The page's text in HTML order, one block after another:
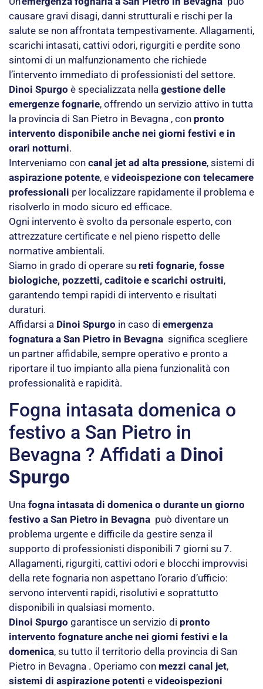
causare gravi disagi, danni strutturali e rischi per la
salute se non affrontata tempestivamente. Allagamenti,
scarichi intasati, cattivi odori, rigurgiti e perdite sono
sintomi di un malfunzionamento che richiede
l’intervento immediato di professionisti del settore.
Dinoi Spurgo è specializzata nella gestione delle
emergenze fognarie, offrendo un servizio attivo in tutta
la provincia di San Pietro in Bevagna , con pronto
intervento disponibile anche nei giorni festivi e in
orari notturni.
Interveniamo con canal jet ad alta pressione, sistemi di
aspirazione potente, e videoispezione con telecamere
professionali per localizzare rapidamente il problema e
risolverlo in modo sicuro ed efficace.
Ogni intervento è svolto da personale esperto, con
attrezzature certificate e nel pieno rispetto delle
normative ambientali.
Siamo in grado di operare su reti fognarie, fosse
biologiche, pozzetti, caditoie e scarichi ostruiti,
garantendo tempi rapidi di intervento e risultati
duraturi.
Affidarsi a Dinoi Spurgo in caso di emergenza
fognatura a San Pietro in Bevagna significa scegliere
un partner affidabile, sempre operativo e pronto a
riportare il tuo impianto alla piena funzionalità con
professionalità e rapidità.
Fogna intasata domenica o
festivo a San Pietro in
Bevagna ? Affidati a Dinoi
Spurgo
Una fogna intasata di domenica o durante un giorno
festivo a San Pietro in Bevagna può diventare un
problema urgente e difficile da gestire senza il
supporto di professionisti disponibili 7 giorni su 7.
Allagamenti, rigurgiti, cattivi odori e blocchi improvvisi
della rete fognaria non aspettano l’orario d’ufficio:
servono interventi rapidi, risolutivi e soprattutto
disponibili in qualsiasi momento.
Dinoi Spurgo garantisce un servizio di pronto
intervento fognature anche nei giorni festivi e la
domenica, su tutto il territorio della provincia di San
Pietro in Bevagna . Operiamo con mezzi canal jet,
sistemi di aspirazione potenti e videoispezioni